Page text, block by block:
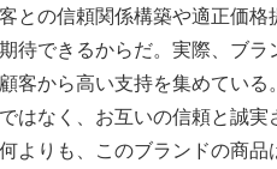
との信頼関係構築や適正価格
待できるからだ。実際、ブ
客から高い支持を集めている
はなく、お互いの信頼と誠
よりも、このブランドの商品